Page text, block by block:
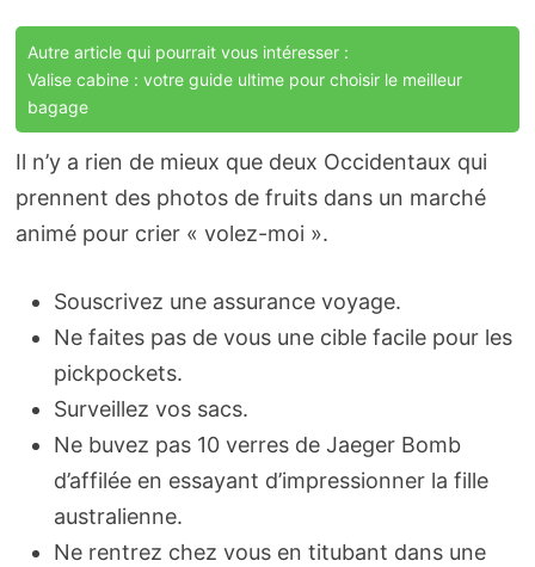
Autre article qui pourrait vous intéresser :
Valise cabine : votre guide ultime pour choisir le meilleur
bagage
Il n’y a rien de mieux que deux Occidentaux qui
prennent des photos de fruits dans un marché
animé pour crier « volez-moi ».
Souscrivez une assurance voyage.
Ne faites pas de vous une cible facile pour les
pickpockets.
Surveillez vos sacs.
Ne buvez pas 10 verres de Jaeger Bomb
d’affilée en essayant d’impressionner la fille
australienne.
Ne rentrez chez vous en titubant dans une